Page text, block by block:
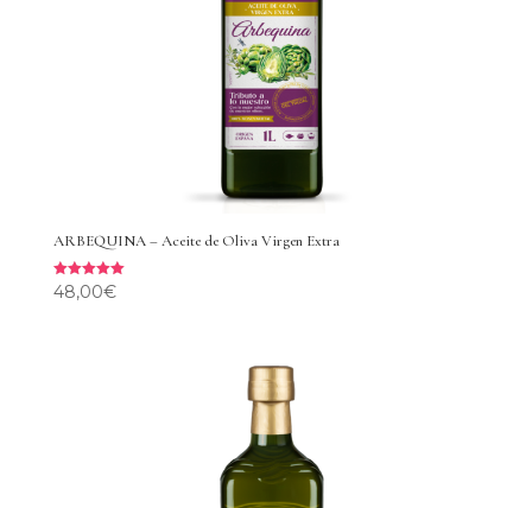
ARBEQUINA – Aceite de Oliva Virgen Extra
Valorado
con
48,00€